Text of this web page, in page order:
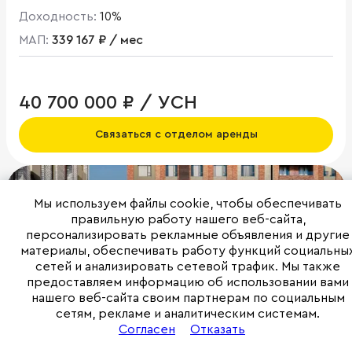
Доходность: 10%
МАП: 339 167 ₽ / мес
40 700 000 ₽ / УСН
Связаться с отделом аренды
Мы используем файлы cookie, чтобы обеспечивать
правильную работу нашего веб-сайта,
персонализировать рекламные объявления и другие
материалы, обеспечивать работу функций
сетей и анализировать сетевой трафик. Мы также
предоставляем информацию об использовании вами
нашего веб-сайта своим партнерам по социальным
сетям, рекламе и аналитическим системам.
Согласен
Отказать